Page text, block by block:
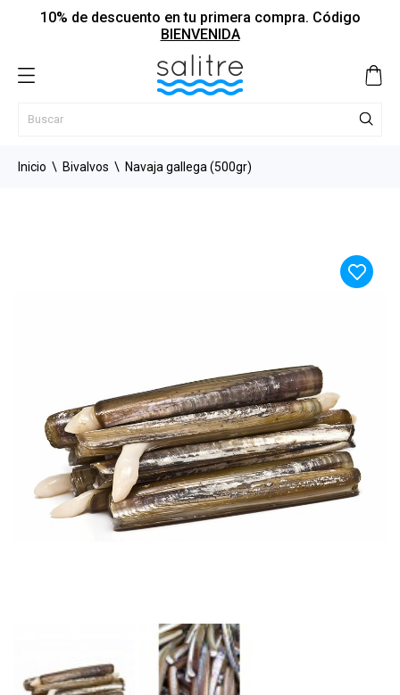
10% de descuento en tu primera compra. Código
BIENVENIDA
Inicio Bivalvos Navaja gallega (500gr)